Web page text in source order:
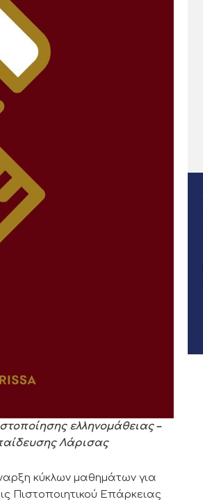
ελληνομάθειας –
Λάρισας
κύκλων μαθημάτων για
Πιστοποιητικού Επάρκειας